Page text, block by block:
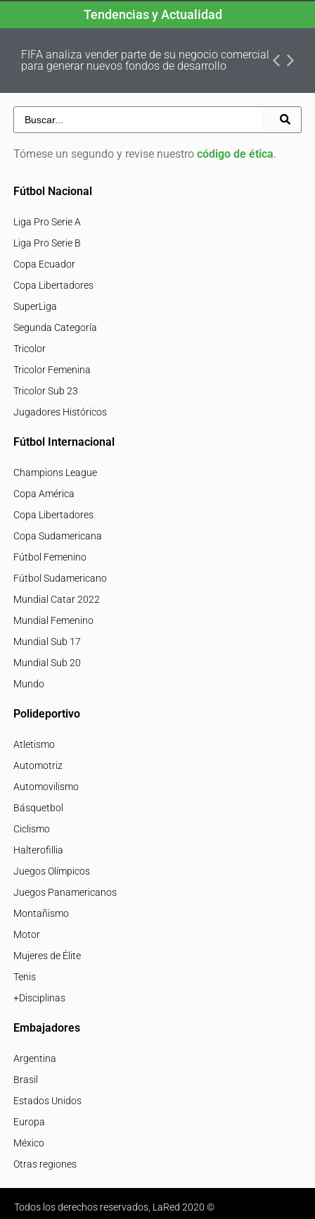
Tendencias y Actualidad
FIFA analiza vender parte de su negocio comercial
para generar nuevos fondos de desarrollo
Tómese un segundo y revise nuestro código de ética.
Fútbol Nacional
Liga Pro Serie A
Liga Pro Serie B
Copa Ecuador
Copa Libertadores
SuperLiga
Segunda Categoría
Tricolor
Tricolor Femenina
Tricolor Sub 23
Jugadores Históricos
Fútbol Internacional
Champions League
Copa América
Copa Libertadores
Copa Sudamericana
Fútbol Femenino
Fútbol Sudamericano
Mundial Catar 2022
Mundial Femenino
Mundial Sub 17
Mundial Sub 20
Mundo
Polideportivo
Atletismo
Automotriz
Automovilismo
Básquetbol
Ciclismo
Halterofillia
Juegos Olímpicos
Juegos Panamericanos
Montañismo
Motor
Mujeres de Élite
Tenis
+Disciplinas
Embajadores
Argentina
Brasil
Estados Unidos
Europa
México
Otras regiones
Todos los derechos reservados, LaRed 2020 ©